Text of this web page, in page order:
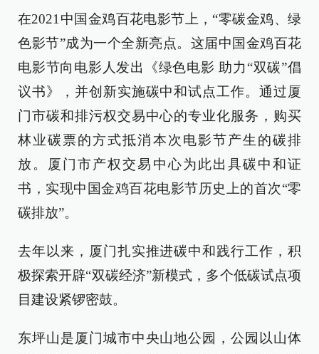
在2021中国金鸡百花电影节上，“零碳金鸡、绿
色影节”成为一个全新亮点。这届中国金鸡百花
电影节向电影人发出《绿色电影 助力“双碳”倡
议书》，并创新实施碳中和试点工作。通过厦
门市碳和排污权交易中心的专业化服务，购买
林业碳票的方式抵消本次电影节产生的碳排
放。厦门市产权交易中心为此出具碳中和证
书，实现中国金鸡百花电影节历史上的首次“零
碳排放”。
去年以来，厦门扎实推进碳中和践行工作，积
极探索开辟“双碳经济”新模式，多个低碳试点项
目建设紧锣密鼓。
东坪山是厦门城市中央山地公园，公园以山体